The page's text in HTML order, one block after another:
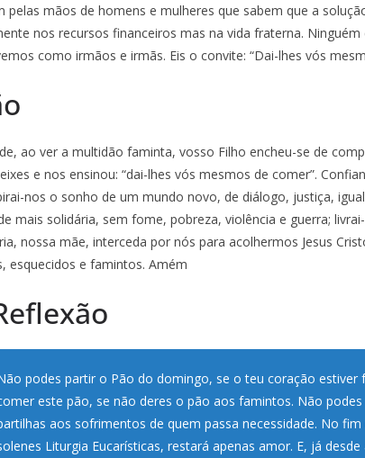
pelas mãos de homens e mulheres que sabem que a
nos recursos financeiros mas na vida fraterna.
como irmãos e irmãs. Eis o convite: “Dai-lhes vós
ao ver a multidão faminta, vosso Filho encheu-se de
e nos ensinou: “dai-lhes vós mesmos de comer”.
nos o sonho de um mundo novo, de diálogo, justiça,
mais solidária, sem fome, pobreza, violência e guerra;
nossa mãe, interceda por nós para acolhermos Jesus
esquecidos e famintos. Amém
podes partir o Pão do domingo, se o teu coração estiver
este pão, se não deres o pão aos famintos. Não
aos sofrimentos de quem passa necessidade. No
Liturgia Eucarísticas, restará apenas amor. E, já